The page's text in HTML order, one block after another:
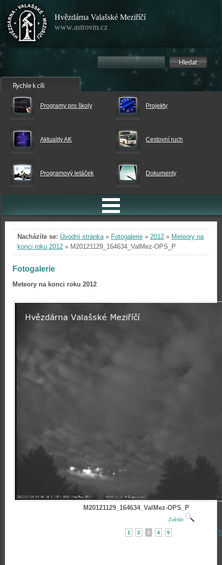
Hvězdárna Valašské Meziříčí
www.astrovm.cz
Programy pro školy Projekty
Aktuality AK Cestovní ruch
Programový letáček Dokumenty
Nacházíte se: Úvodní stránka» Fotogalerie » 2012 » Meteory na
konci roku 2012 » M20121129_164634_ValMez-OPS_P
Fotogalerie
Meteory na konci roku 2012
M20121129_164634_ValMez-OPS_P
Zvětšit
1 2 3 4 5